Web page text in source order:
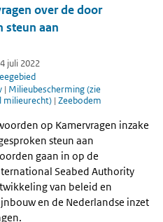
over de door
steun aan
juli 2022
| Milieubescherming (zie
milieurecht) | Zeebodem
op Kamervragen inzake
steun aan
gaan in op de
Seabed Authority
van beleid en
en de Nederlandse inzet